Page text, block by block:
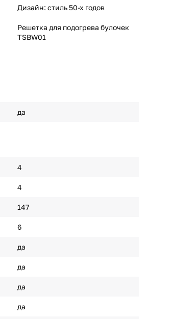
Дизайн: стиль 50-х годов
Решетка для подогрева булочек
TSBW01
да
4
4
147
6
да
да
да
да